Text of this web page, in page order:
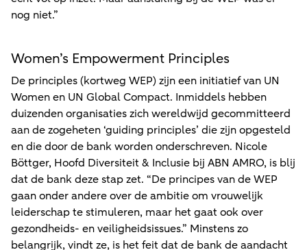
nog niet.”
Women’s Empowerment Principles
De principles (kortweg WEP) zijn een initiatief van UN
Women en UN Global Compact. Inmiddels hebben
duizenden organisaties zich wereldwijd gecommitteerd
aan de zogeheten ‘guiding principles’ die zijn opgesteld
en die door de bank worden onderschreven. Nicole
Böttger, Hoofd Diversiteit & Inclusie bij ABN AMRO, is blij
dat de bank deze stap zet. “De principes van de WEP
gaan onder andere over de ambitie om vrouwelijk
leiderschap te stimuleren, maar het gaat ook over
gezondheids- en veiligheidsissues.” Minstens zo
belangrijk, vindt ze, is het feit dat de bank de aandacht